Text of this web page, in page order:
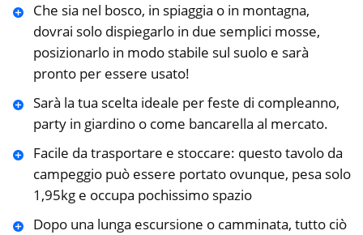
Che sia nel bosco, in spiaggia o in montagna,
dovrai solo dispiegarlo in due semplici mosse,
posizionarlo in modo stabile sul suolo e sarà
pronto per essere usato!
Sarà la tua scelta ideale per feste di compleanno,
party in giardino o come bancarella al mercato.
Facile da trasportare e stoccare: questo tavolo da
campeggio può essere portato ovunque, pesa solo
1,95kg e occupa pochissimo spazio
Dopo una lunga escursione o camminata, tutto ciò